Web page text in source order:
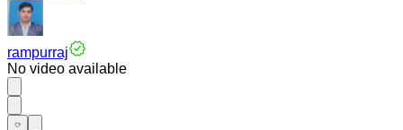
rampurraj
No video available